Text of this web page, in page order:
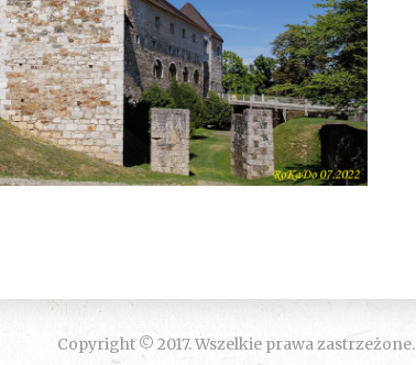
Copyright © 2017. Wszelkie prawa zastrzeżone.